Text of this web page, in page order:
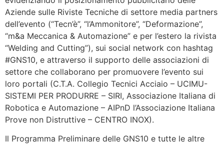
Aziende sulle Riviste Tecniche di settore media partners
dell’evento (“Tecn’è”, “l’Ammonitore”, “Deformazione”,
“m&a Meccanica & Automazione” e per l’estero la rivista
“Welding and Cutting”), sui social network con hashtag
#GNS10, e attraverso il supporto delle associazioni di
settore che collaborano per promuovere l’evento sui
loro portali (C.T.A. Collegio Tecnici Acciaio – UCIMU-
SISTEMI PER PRODURRE – SIRI, Associazione Italiana di
Robotica e Automazione – AIPnD l’Associazione Italiana
Prove non Distruttive – CENTRO INOX).
Il Programma Preliminare delle GNS10 e tutte le altre